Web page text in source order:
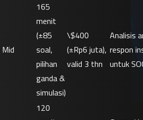
Mid
165
menit
(±85
soal,
pilihan
ganda &
simulasi)
\$400
(±Rp6 juta),
valid 3 thn
Analisis
respon
untuk
120